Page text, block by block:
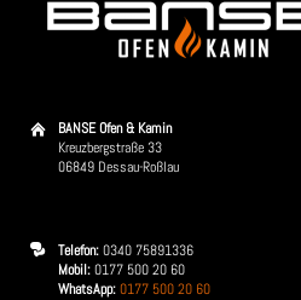
BANSE Ofen & Kamin
Kreuzbergstraße 33
06849 Dessau-Roßlau
Telefon:0340 75891336
Mobil:0177 500 20 60
WhatsApp:0177 500 20 60